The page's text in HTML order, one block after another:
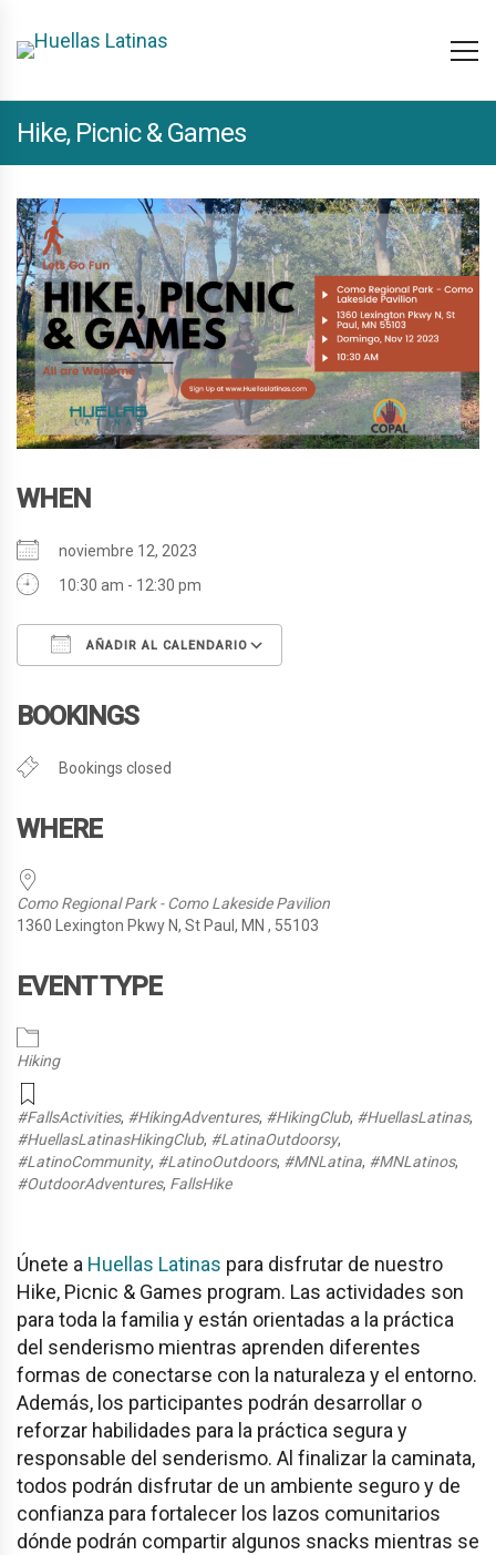
Hike, Picnic & Games
WHEN
noviembre 12, 2023
10:30 am - 12:30 pm
AÑADIR AL CALENDARIO
BOOKINGS
Bookings closed
WHERE
Como Regional Park - Como Lakeside Pavilion
1360 Lexington Pkwy N, St Paul, MN , 55103
EVENT TYPE
Hiking
#FallsActivities, #HikingAdventures, #HikingClub, #HuellasLatinas,
#HuellasLatinasHikingClub, #LatinaOutdoorsy,
#LatinoCommunity, #LatinoOutdoors, #MNLatina, #MNLatinos,
#OutdoorAdventures, FallsHike
Únete a Huellas Latinas para disfrutar de nuestro
Hike, Picnic & Games program. Las actividades son
para toda la familia y están orientadas a la práctica
del senderismo mientras aprenden diferentes
formas de conectarse con la naturaleza y el entorno.
Además, los participantes podrán desarrollar o
reforzar habilidades para la práctica segura y
responsable del senderismo. Al finalizar la caminata,
todos podrán disfrutar de un ambiente seguro y de
confianza para fortalecer los lazos comunitarios
dónde podrán compartir algunos snacks mientras se